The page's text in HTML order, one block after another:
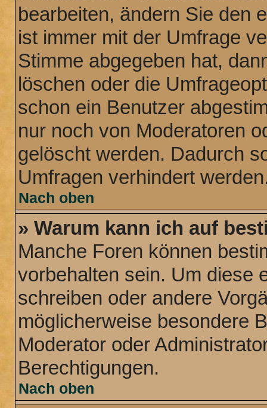
bearbeiten, ändern Sie den
ist immer mit der Umfrage
Stimme abgegeben hat,
löschen oder die
schon ein Benutzer
nur noch von Moderatoren
gelöscht werden. Dadurch
Umfragen verhindert
Nach oben
» Warum kann ich auf
Manche Foren können
vorbehalten sein. Um diese
schreiben oder andere
möglicherweise besondere
Moderator oder
Berechtigungen.
Nach oben